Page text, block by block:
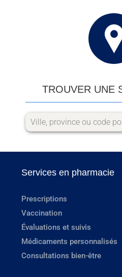
TROUVER UNE
Services en pharmacie
Prescriptions
Vaccination
Évaluations et suivis
Médicaments personnalisés
Consultations bien-être